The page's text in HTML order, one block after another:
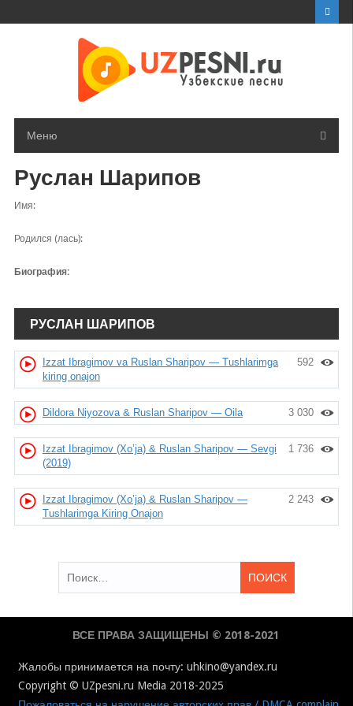
Меню
Руслан Шарипов
Имя:
Родился (лась):
Биография:
РУСЛАН ШАРИПОВ
592
Izzat Ibragimov va Ruslan Sharipov — Tushlarimga
kiring onajon
3 030
Dildora Niyozova & Ruslan Sharipov — Oila
1 736
Izzat Ibragimov (Xo’ja) & Ruslan Sharipov — Sevgi
(2019)
2 243
Izzat Ibragimov (Xo’ja) & Ruslan Sharipov —
Tushlarimga Kiring Onajon
ВСЕ ПРАВА ЗАЩИЩЕНЫ © 2018-2021
Жалобы принимается на почту: uhkino@yandex.ru
Copyright © UZpesni.ru Media 2018-2025